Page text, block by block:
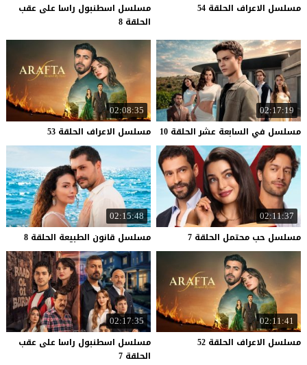
مسلسل الاعراف الحلقة 54
مسلسل اسطنبول راسا على عقب
الحلقة 8
02:17:19
مسلسل في السابعة عشر الحلقة 10
02:08:35
مسلسل الاعراف الحلقة 53
02:11:37
مسلسل حب محتمل الحلقة 7
02:15:48
مسلسل قانون الطبيعة الحلقة 8
02:11:41
مسلسل الاعراف الحلقة 52
02:17:35
مسلسل اسطنبول راسا على عقب
الحلقة 7